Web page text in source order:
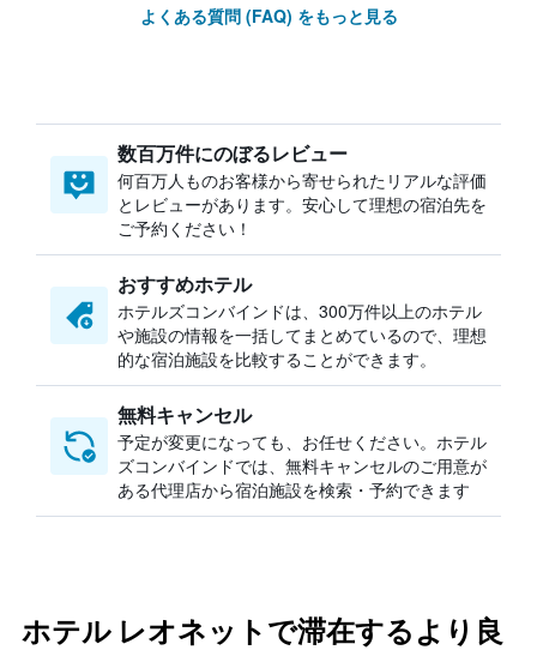
よくある質問 (FAQ) をもっと見る
数百万件にのぼるレビュー
何百万人ものお客様から寄せられたリアルな評価
とレビューがあります。安心して理想の宿泊先を
ご予約ください！
おすすめホテル
ホテルズコンバインドは、300万件以上のホテル
や施設の情報を一括してまとめているので、理想
的な宿泊施設を比較することができます。
無料キャンセル
予定が変更になっても、お任せください。ホテル
ズコンバインドでは、無料キャンセルのご用意が
ある代理店から宿泊施設を検索・予約できます
ホテル レオネットで滞在するより良